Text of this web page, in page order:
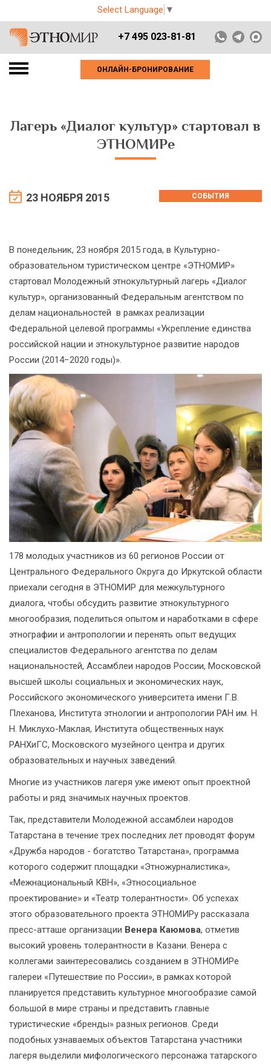
Select Language ▼
+7 495 023-81-81
ОНЛАЙН-БРОНИРОВАНИЕ
Лагерь «Диалог культур» стартовал в
ЭТНОМИРе
23 НОЯБРЯ 2015 СОБЫТИЯ
В понедельник, 23 ноября 2015 года, в Культурно-
образовательном туристическом центре «ЭТНОМИР»
стартовал Молодежный этнокультурный лагерь «Диалог
культур», организованный Федеральным агентством по
делам национальностей в рамках реализации
Федеральной целевой программы «Укрепление единства
российской нации и этнокультурное развитие народов
России (2014−2020 годы)».
178 молодых участников из 60 регионов России от
Центрального Федерального Округа до Иркутской области
приехали сегодня в ЭТНОМИР для межкультурного
диалога, чтобы обсудить развитие этнокультурного
многообразия, поделиться опытом и наработками в сфере
этнографии и антропологии и перенять опыт ведущих
специалистов Федерального агентства по делам
национальностей, Ассамблеи народов России, Московской
высшей школы социальных и экономических наук,
Российского экономического университета имени Г.В.
Плеханова, Института этнологии и антропологии РАН им. Н.
Н. Миклухо-Маклая, Института общественных наук
РАНХиГС, Московского музейного центра и других
образовательных и научных заведений.
Многие из участников лагеря уже имеют опыт проектной
работы и ряд значимых научных проектов.
Так, представители Молодежной ассамблеи народов
Татарстана в течение трех последних лет проводят форум
«Дружба народов - богатство Татарстана», программа
которого содержит площадки «Этножурналистика»,
«Межнациональный КВН», «Этносоциальное
проектирование» и «Театр толерантности». Об успехах
этого образовательного проекта ЭТНОМИРу рассказала
пресс-атташе организации Венера Каюмова, отметив
высокий уровень толерантности в Казани. Венера с
коллегами заинтересовались созданием в ЭТНОМИРе
галереи «Путешествие по России», в рамках которой
планируется представить культурное многообразие самой
большой в мире страны и представить главные
туристические «бренды» разных регионов. Среди
подобных узнаваемых объектов Татарстана участники
лагеря выделили мифологического персонажа татарского